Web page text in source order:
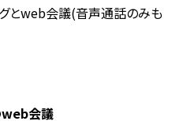
とweb会議(音声通話のみも
web会議